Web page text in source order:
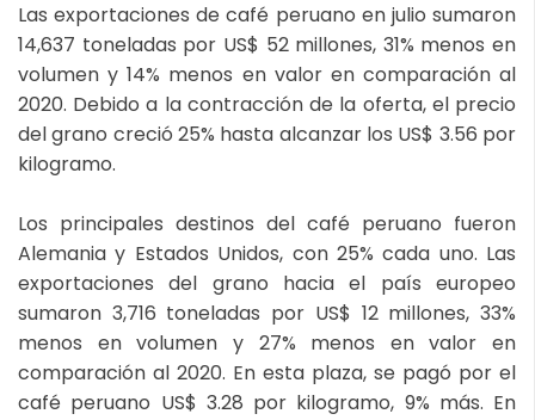
Las exportaciones de café peruano en julio sumaron
14,637 toneladas por US$ 52 millones, 31% menos en
volumen y 14% menos en valor en comparación al
2020. Debido a la contracción de la oferta, el precio
del grano creció 25% hasta alcanzar los US$ 3.56 por
kilogramo.
Los principales destinos del café peruano fueron
Alemania y Estados Unidos, con 25% cada uno. Las
exportaciones del grano hacia el país europeo
sumaron 3,716 toneladas por US$ 12 millones, 33%
menos en volumen y 27% menos en valor en
comparación al 2020. En esta plaza, se pagó por el
café peruano US$ 3.28 por kilogramo, 9% más. En